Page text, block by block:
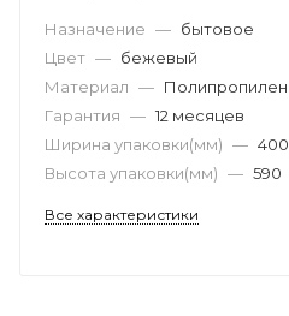
Назначение — бытовое
Цвет — бежевый
Материал — Полипропилен
Гарантия — 12 месяцев
Ширина упаковки(мм) — 400
Высота упаковки(мм) — 590
Все характеристики